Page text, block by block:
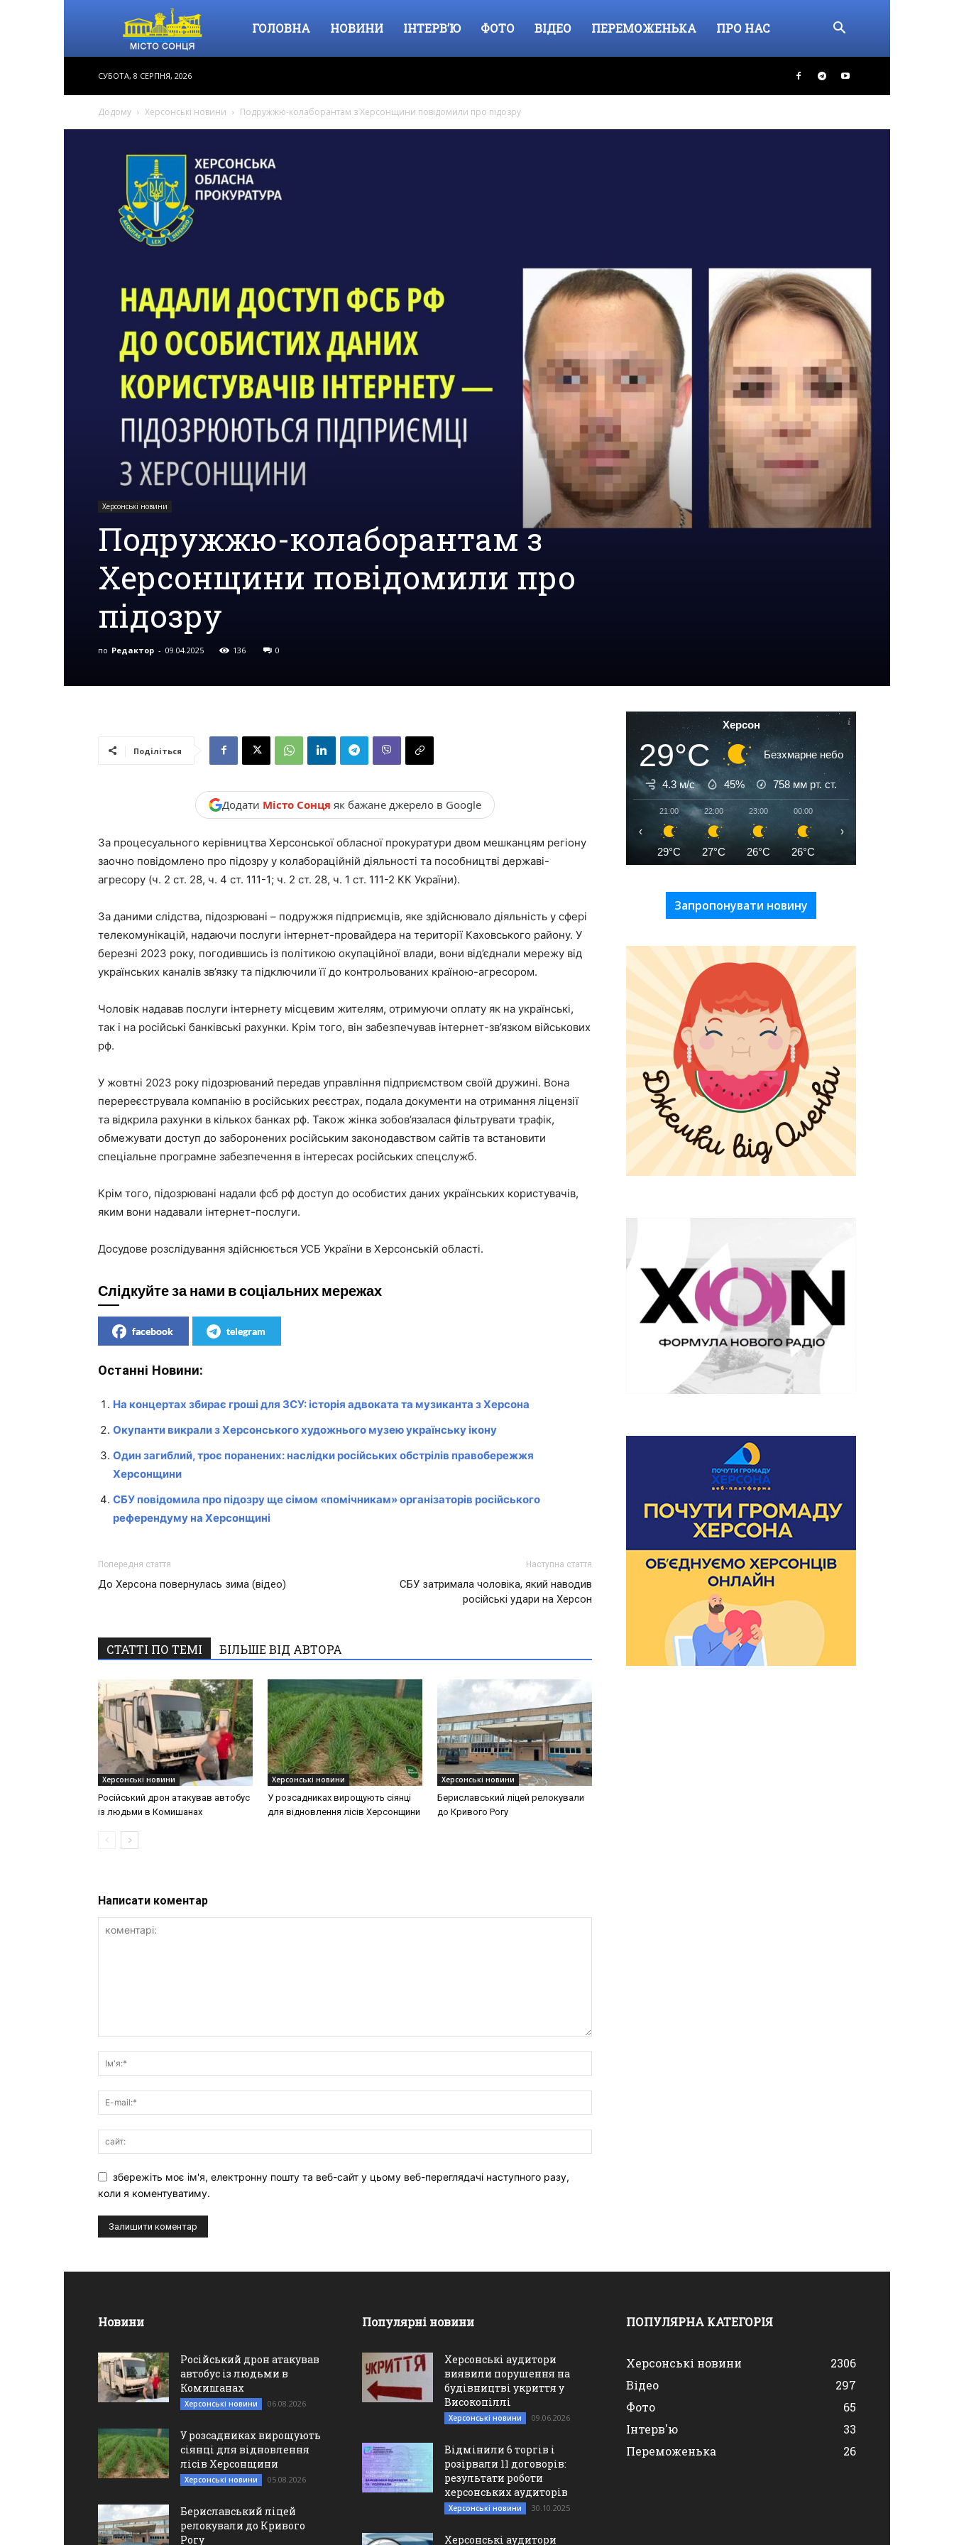
Місто
інформаційне
новини
Херсонщини,
Події
Херсон,
новини,
ГОЛОВНА НОВИНИ ІНТЕРВ’Ю ФОТО ВІДЕО ПЕРЕМОЖЕНЬКА ПРО НАС
СУБОТА, 8 СЕРПНЯ, 2026
Додому Херсонські новини Подружжю-колаборантам з Херсонщини повідомили про підозру
Херсонські новини
Подружжю-колаборантам з
Херсонщини повідомили про
підозру
по Редактор - 09.04.2025 136 0
Поділіться
Додати Місто Сонця як бажане джерело в Google
За процесуального керівництва Херсонської обласної прокуратури двом мешканцям регіону
заочно повідомлено про підозру у колабораційній діяльності та пособництві державі-
агресору (ч. 2 ст. 28, ч. 4 ст. 111-1; ч. 2 ст. 28, ч. 1 ст. 111-2 КК України).​
За даними слідства, підозрювані – подружжя підприємців, яке здійснювало діяльність у сфері
телекомунікацій, надаючи послуги інтернет-провайдера на території Каховського району. У
березні 2023 року, погодившись із політикою окупаційної влади, вони від’єднали мережу від
українських каналів зв’язку та підключили її до контрольованих країною-агресором.​
Чоловік надавав послуги інтернету місцевим жителям, отримуючи оплату як на українські,
так і на російські банківські рахунки. Крім того, він забезпечував інтернет-зв’язком військових
рф.​
У жовтні 2023 року підозрюваний передав управління підприємством своїй дружині. Вона
перереєструвала компанію в російських реєстрах, подала документи на отримання ліцензії
та відкрила рахунки в кількох банках рф. Також жінка зобов’язалася фільтрувати трафік,
обмежувати доступ до заборонених російським законодавством сайтів та встановити
спеціальне програмне забезпечення в інтересах російських спецслужб.​
Крім того, підозрювані надали фсб рф доступ до особистих даних українських користувачів,
яким вони надавали інтернет-послуги.​
Досудове розслідування здійснюється УСБ України в Херсонській області.
Слідкуйте за нами в соціальних мережах
facebook telegram
Останні Новини:
На концертах збирає гроші для ЗСУ: історія адвоката та музиканта з Херсона
Окупанти викрали з Херсонського художнього музею українську ікону
Один загиблий, троє поранених: наслідки російських обстрілів правобережжя
Херсонщини
СБУ повідомила про підозру ще сімом «помічникам» організаторів російського
референдуму на Херсонщині
Попередня стаття
До Херсона повернулась зима (відео)
Наступна стаття
СБУ затримала чоловіка, який наводив
російські удари на Херсон
СТАТТІ ПО ТЕМІ БІЛЬШЕ ВІД АВТОРА
Херсонські новини
Російський дрон атакував автобус
із людьми в Комишанах
Херсонські новини
У розсадниках вирощують сіянці
для відновлення лісів Херсонщини
Херсонські новини
Бериславський ліцей релокували
до Кривого Рогу
Написати коментар
збережіть моє ім'я, електронну пошту та веб-сайт у цьому веб-переглядачі наступного разу,
коли я коментуватиму.
Херсон
29°C Безхмарне небо
4.3 м/с 45% 758 мм рт. ст.
21:00
29°C
22:00
27°C
23:00
26°C
00:00
26°C
‹ ›
Запропонувати новину
Новини
Російський дрон атакував
автобус із людьми в
Комишанах
Херсонські новини 06.08.2026
У розсадниках вирощують
сіянці для відновлення
лісів Херсонщини
Херсонські новини 05.08.2026
Бериславський ліцей
релокували до Кривого
Рогу
Популярні новини
Херсонські аудитори
виявили порушення на
будівництві укриття у
Високопіллі
Херсонські новини 09.06.2026
Відмінили 6 торгів і
розірвали 11 договорів:
результати роботи
херсонських аудиторів
Херсонські новини 30.10.2025
Херсонські аудитори
ПОПУЛЯРНА КАТЕГОРІЯ
Херсонські новини
2306
Відео
297
Фото
65
Інтерв'ю
33
Переможенька
26